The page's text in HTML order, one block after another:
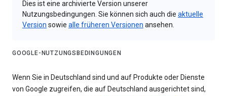
Dies ist eine archivierte Version unserer
Nutzungsbedingungen. Sie können sich auch die aktuelle
Version sowie alle früheren Versionen ansehen.
GOOGLE-NUTZUNGSBEDINGUNGEN
Wenn Sie in Deutschland sind und auf Produkte oder Dienste
von Google zugreifen, die auf Deutschland ausgerichtet sind,